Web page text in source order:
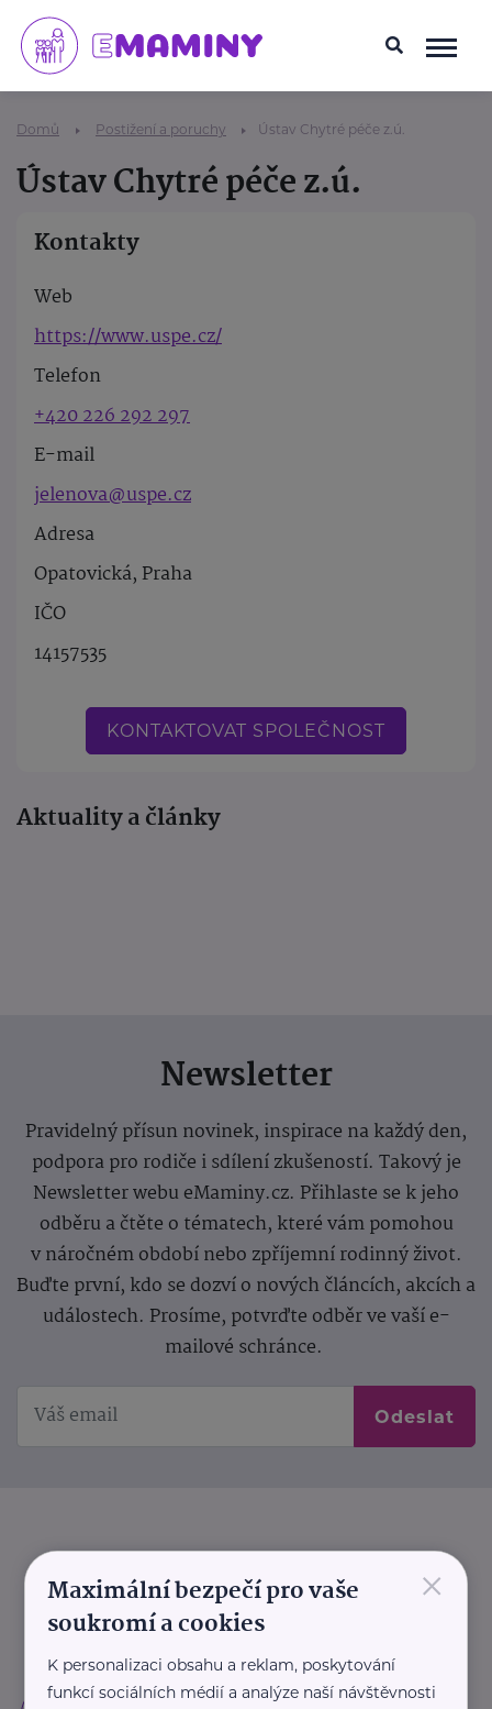
Domů Postižení a poruchy Ústav Chytré péče z.ú.
Ústav Chytré péče z.ú.
Kontakty
Web
https://www.uspe.cz/
Telefon
+420 226 292 297
E-mail
jelenova@uspe.cz
Adresa
Opatovická, Praha
IČO
14157535
KONTAKTOVAT SPOLEČNOST
Aktuality a články
Newsletter
Pravidelný přísun novinek, inspirace na každý den,
podpora pro rodiče i sdílení zkušeností. Takový je
Newsletter webu eMaminy.cz. Přihlaste se k jeho
odběru a čtěte o tématech, které vám pomohou
v náročném období nebo zpříjemní rodinný život.
Buďte první, kdo se dozví o nových článcích, akcích a
událostech. Prosíme, potvrďte odběr ve vaší e-
mailové schránce.
Odeslat
×
Maximální bezpečí pro vaše
soukromí a cookies
K personalizaci obsahu a reklam, poskytování
funkcí sociálních médií a analýze naší návštěvnosti